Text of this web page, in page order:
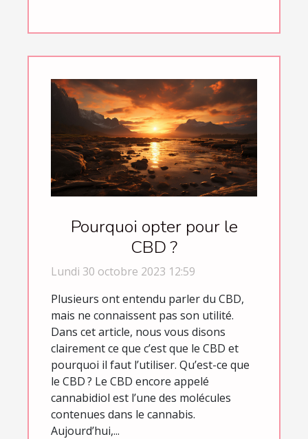
Pourquoi opter pour le
CBD ?
Lundi 30 octobre 2023 12:59
Plusieurs ont entendu parler du CBD,
mais ne connaissent pas son utilité.
Dans cet article, nous vous disons
clairement ce que c’est que le CBD et
pourquoi il faut l’utiliser. Qu’est-ce que
le CBD ? Le CBD encore appelé
cannabidiol est l’une des molécules
contenues dans le cannabis.
Aujourd’hui,...